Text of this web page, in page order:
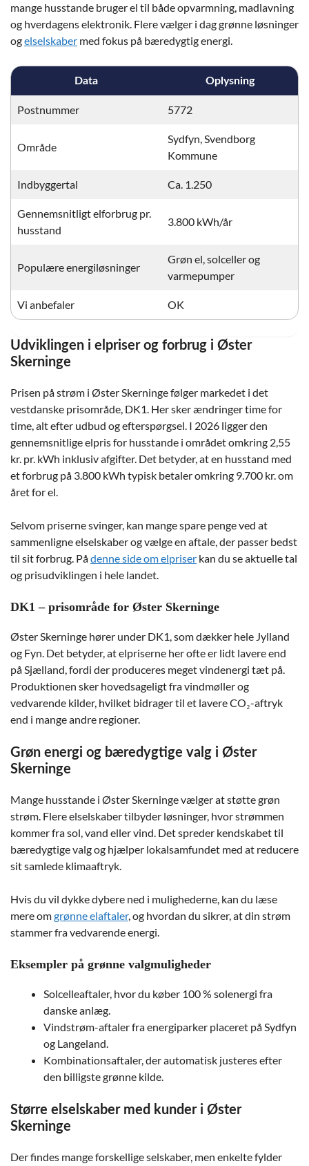
mange husstande bruger el til både opvarmning, madlavning
og hverdagens elektronik. Flere vælger i dag grønne løsninger
ogelselskaber med fokus på bæredygtig energi.
Data Oplysning
Postnummer 5772
Område
Sydfyn, Svendborg
Kommune
Indbyggertal Ca. 1.250
Gennemsnitligt elforbrug pr.
husstand
3.800 kWh/år
Populære energiløsninger
Grøn el, solceller og
varmepumper
Vi anbefaler OK
Udviklingen i elpriser og forbrug i Øster
Skerninge
Prisen på strøm i Øster Skerninge følger markedet i det
vestdanske prisområde, DK1. Her sker ændringer time for
time, alt efter udbud og efterspørgsel. I 2026 ligger den
gennemsnitlige elpris for husstande i området omkring 2,55
kr. pr. kWh inklusiv afgifter. Det betyder, at en husstand med
et forbrug på 3.800 kWh typisk betaler omkring 9.700 kr. om
året for el.
Selvom priserne svinger, kan mange spare penge ved at
sammenligne elselskaber og vælge en aftale, der passer bedst
til sit forbrug. Pådenne side om elpriser kan du se aktuelle tal
og prisudviklingen i hele landet.
DK1 – prisområde for Øster Skerninge
Øster Skerninge hører under DK1, som dækker hele Jylland
og Fyn. Det betyder, at elpriserne her ofte er lidt lavere end
på Sjælland, fordi der produceres meget vindenergi tæt på.
Produktionen sker hovedsageligt fra vindmøller og
vedvarende kilder, hvilket bidrager til et lavere CO₂-aftryk
end i mange andre regioner.
Grøn energi og bæredygtige valg i Øster
Skerninge
Mange husstande i Øster Skerninge vælger at støtte grøn
strøm. Flere elselskaber tilbyder løsninger, hvor strømmen
kommer fra sol, vand eller vind. Det spreder kendskabet til
bæredygtige valg og hjælper lokalsamfundet med at reducere
sit samlede klimaaftryk.
Hvis du vil dykke dybere ned i mulighederne, kan du læse
mere omgrønne elaftaler, og hvordan du sikrer, at din strøm
stammer fra vedvarende energi.
Eksempler på grønne valgmuligheder
Solcelleaftaler, hvor du køber 100 % solenergi fra
danske anlæg.
Vindstrøm-aftaler fra energiparker placeret på Sydfyn
og Langeland.
Kombinationsaftaler, der automatisk justeres efter
den billigste grønne kilde.
Større elselskaber med kunder i Øster
Skerninge
Der findes mange forskellige selskaber, men enkelte fylder